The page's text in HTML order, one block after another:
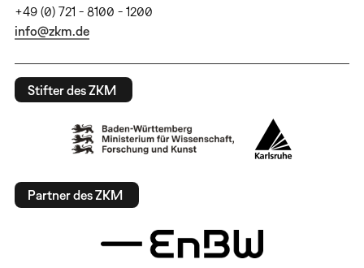
+49 (0) 721 - 8100 - 1200
info@zkm.de
Stifter des ZKM
Partner des ZKM